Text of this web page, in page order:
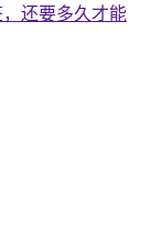
还要多久才能